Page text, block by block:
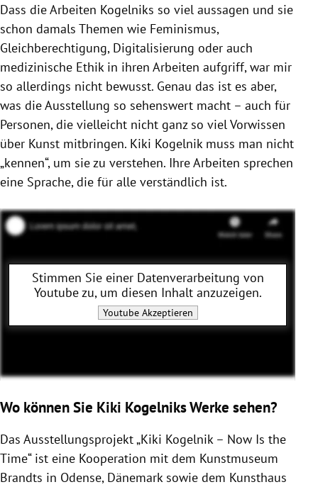
Dass die Arbeiten Kogelniks so viel aussagen und sie
schon damals Themen wie Feminismus,
Gleichberechtigung, Digitalisierung oder auch
medizinische Ethik in ihren Arbeiten aufgriff, war mir
so allerdings nicht bewusst. Genau das ist es aber,
was die Ausstellung so sehenswert macht – auch für
Personen, die vielleicht nicht ganz so viel Vorwissen
über Kunst mitbringen. Kiki Kogelnik muss man nicht
„kennen“, um sie zu verstehen. Ihre Arbeiten sprechen
eine Sprache, die für alle verständlich ist.
Stimmen Sie einer Datenverarbeitung von
Youtubezu, um diesen Inhalt anzuzeigen.
YoutubeAkzeptieren
Wo können Sie Kiki Kogelniks Werke sehen?
Das Ausstellungsprojekt „Kiki Kogelnik – Now Is the
Time“ ist eine Kooperation mit dem Kunstmuseum
Brandts in Odense, Dänemark sowie dem Kunsthaus